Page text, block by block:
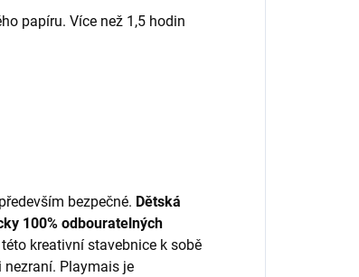
papíru. Více než 1,5 hodin
bezpečné. Dětská
100% odbouratelných
kreativní stavebnice k sobě
Playmais je